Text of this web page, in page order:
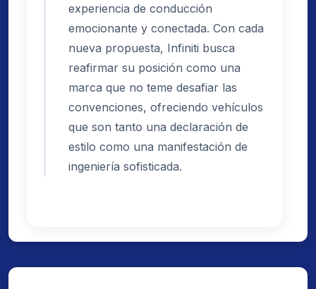
experiencia de conducción
emocionante y conectada. Con cada
nueva propuesta, Infiniti busca
reafirmar su posición como una
marca que no teme desafiar las
convenciones, ofreciendo vehículos
que son tanto una declaración de
estilo como una manifestación de
ingeniería sofisticada.